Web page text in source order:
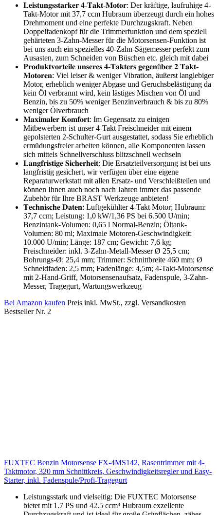
𝐋𝐞𝐢𝐬𝐭𝐮𝐧𝐠𝐬𝐬𝐭𝐚𝐫𝐤𝐞𝐫 𝟒-𝐓𝐚𝐤𝐭-𝐌𝐨𝐭𝐨𝐫: Der kräftige, laufruhige 4-
Takt-Motor mit 37,7 ccm Hubraum überzeugt durch ein hohes
Drehmoment und eine perfekte Durchzugskraft. Neben
Doppelfadenkopf für die Trimmerfunktion und dem speziell
gehärteten 3-Zahn-Messer für die Motorsensen-Funktion ist
bei uns auch ein spezielles 40-Zahn-Sägemesser perfekt zum
Ausasten, zum Schneiden von Büschen etc. gleich mit dabei
𝐏𝐫𝐨𝐝𝐮𝐤𝐭𝐯𝐨𝐫𝐭𝐞𝐢𝐥𝐞 𝐮𝐧𝐬𝐞𝐫𝐞𝐬 𝟒-𝐓𝐚𝐤𝐭𝐞𝐫𝐬 𝐠𝐞𝐠𝐞𝐧ü𝐛𝐞𝐫 𝟐 𝐓𝐚𝐤𝐭-
𝐌𝐨𝐭𝐨𝐫𝐞𝐧: Viel leiser & weniger Vibration, äußerst langlebiger
Motor, erheblich weniger Abgase und Geruchsbelästigung da
kein Öl verbrannt wird, kein lästiges Mischen von Öl und
Benzin, bis zu 50% weniger Benzinverbrauch & bis zu 80%
weniger Ölverbrauch
𝐌𝐚𝐱𝐢𝐦𝐚𝐥𝐞𝐫 𝐊𝐨𝐦𝐟𝐨𝐫𝐭: Im Gegensatz zu einigen
Mitbewerbern ist unser 4-Takt Freischneider mit einem
gepolsterten 2-Schulter-Gurt ausgestattet, sodass Sie erheblich
ermüdungsfreier arbeiten können, alle Komponenten lassen
sich mittels Schnellverschluss blitzschnell wechseln
𝐋𝐚𝐧𝐠𝐟𝐫𝐢𝐬𝐭𝐢𝐠𝐞 𝐒𝐢𝐜𝐡𝐞𝐫𝐡𝐞𝐢𝐭: Die Ersatzteilversorgung ist bei uns
langfristig gesichert, wir verfügen über eine eigene
Reparaturwerkstatt mit allen Ersatz- und Verschleißteilen und
können Ihnen auch noch nach Jahren immer das passende
Zubehör für Ihre BRAST Werkzeuge anbieten!
𝐓𝐞𝐜𝐡𝐧𝐢𝐬𝐜𝐡𝐞 𝐃𝐚𝐭𝐞𝐧: Luftgekühlter 4-Takt Motor; Hubraum:
37,7 ccm; Leistung: 1,0 kW/1,36 PS bei 6.500 U/min;
Benzintank-Volumen: 0,65 l Normal-Benzin; Öltank-
Volumen: 80 ml; Maximale Motoren-Geschwindigkeit:
10.000 U/min; Länge: 187 cm; Gewicht: 7,6 kg;
Freischneider: inkl. 3-Zahn-Metall-Messer Ø 25,5 cm;
Bohrungs-Ø: 25,4 mm; Trimmer: Schnittbreite 460 mm; Ø
Schneidfaden: 2,5 mm; Fadenlänge: 4,5m; 4-Takt-Motorsense
mit 2-Hand-Griff, Motorsensenaufsatz, Fadenspule, 3-Zahn-
Messer, Tragegurt, Wartungswerkzeug
Bei Amazon kaufen Preis inkl. MwSt., zzgl. Versandkosten
Bestseller Nr. 2
FUXTEC Benzin Motorsense FX-4MS142, Rasentrimmer mit 4-
Taktmotor, 320 mm Schnittkreis, Geschwindigkeitsregler und Easy-
Starter, inkl. Fadenspule/Profi-Tragegurt
Leistungsstark und vielseitig: Die FUXTEC Motorsense
bietet mit 1.7 PS und 42.5 ccm³ Hubraum exzellente